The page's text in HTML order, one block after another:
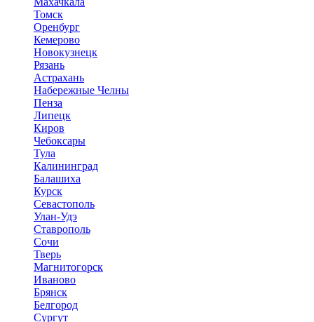
Томск
Оренбург
Кемерово
Новокузнецк
Рязань
Астрахань
Набережные Челны
Пенза
Липецк
Киров
Чебоксары
Тула
Калининград
Балашиха
Курск
Севастополь
Улан-Удэ
Ставрополь
Сочи
Тверь
Магнитогорск
Иваново
Брянск
Белгород
Сургут